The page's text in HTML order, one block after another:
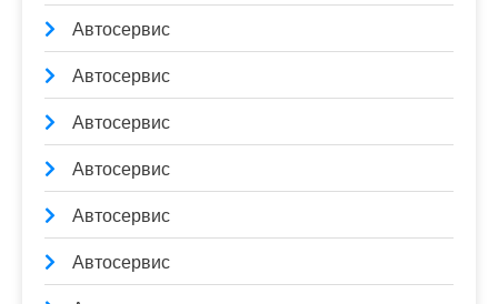
Автосервис
Автосервис
Автосервис
Автосервис
Автосервис
Автосервис